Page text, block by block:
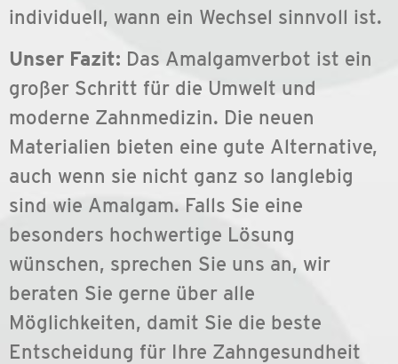
individuell, wann ein Wechsel sinnvoll ist.
Unser Fazit: Das Amalgamverbot ist ein
großer Schritt für die Umwelt und
moderne Zahnmedizin. Die neuen
Materialien bieten eine gute Alternative,
auch wenn sie nicht ganz so langlebig
sind wie Amalgam. Falls Sie eine
besonders hochwertige Lösung
wünschen, sprechen Sie uns an, wir
beraten Sie gerne über alle
Möglichkeiten, damit Sie die beste
Entscheidung für Ihre Zahngesundheit